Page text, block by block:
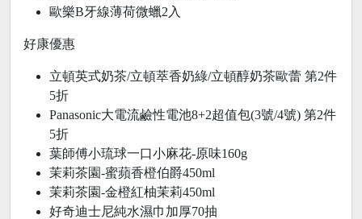
歐樂B牙線薄荷微蠟2入
好康優惠
立頓英式奶茶/立頓萃香奶綠/立頓醇奶茶歐蕾 第2件
5折
Panasonic大電流鹼性電池8+2超值包(3號/4號) 第2件
5折
葉師傅小琉球一口小麻花-原味160g
茉莉茶園-蜜蘋香橙伯爵450ml
茉莉茶園-金橙紅柚茉莉450ml
好奇迪士尼純水濕巾加厚70抽